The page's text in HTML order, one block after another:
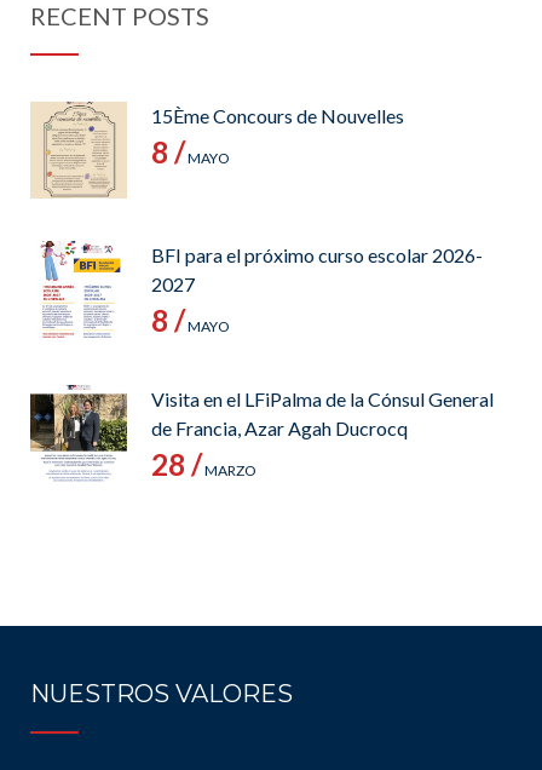
RECENT POSTS
15Ème Concours de Nouvelles
8 /MAYO
BFI para el próximo curso escolar 2026-
2027
8 /MAYO
Visita en el LFiPalma de la Cónsul General
de Francia, Azar Agah Ducrocq
28 /MARZO
NUESTROS VALORES